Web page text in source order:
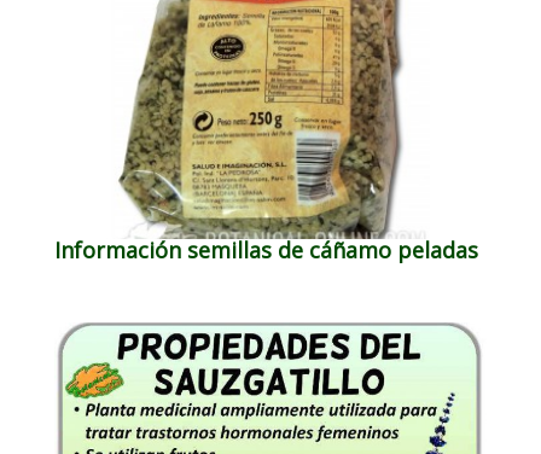
Información semillas de cáñamo peladas